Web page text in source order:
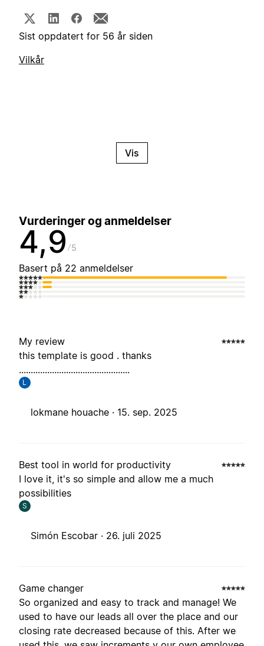
Sist oppdatert for 56 år siden
Vilkår
Vis
Vurderinger og anmeldelser
4,9 5
Basert på 22 anmeldelser
My review
this template is good . thanks
...............................................
L
lokmane houache · 15. sep. 2025
Best tool in world for productivity
I love it, it's so simple and allow me a much
possibilities
S
Simón Escobar · 26. juli 2025
Game changer
So organized and easy to track and manage! We
used to have our leads all over the place and our
closing rate decreased because of this. After we